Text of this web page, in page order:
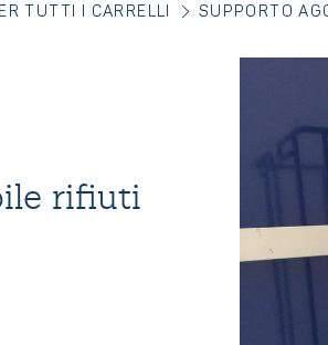
TUTTI I CARRELLI SUPPORTO
rifiuti